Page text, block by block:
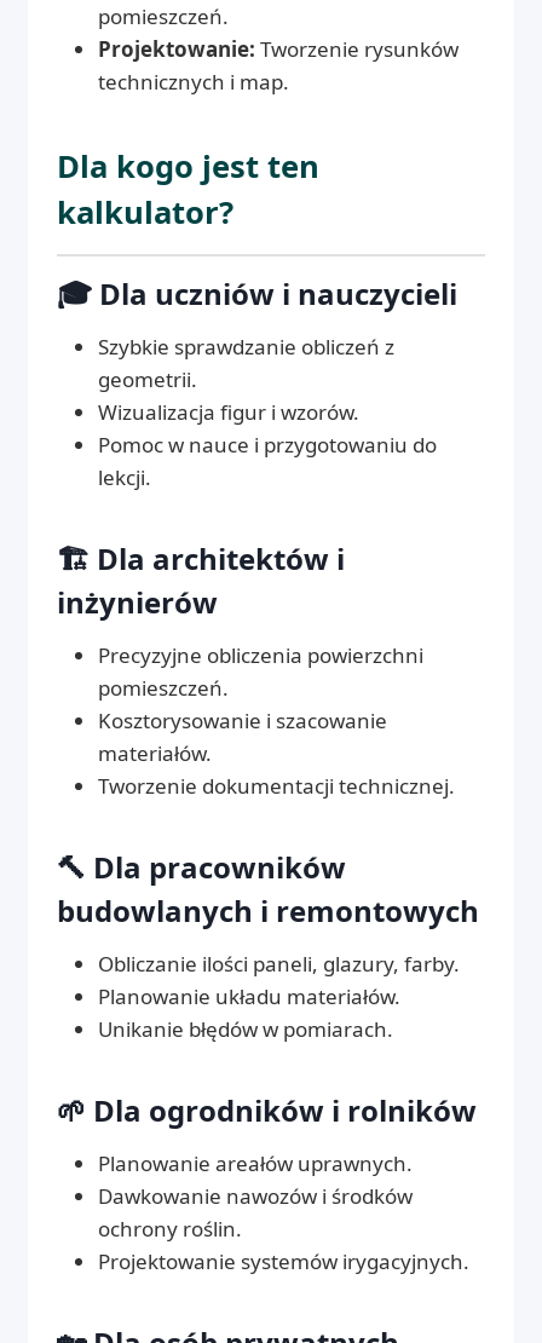
pomieszczeń.
Projektowanie: Tworzenie rysunków
technicznych i map.
Dla kogo jest ten
kalkulator?
🎓 Dla uczniów i nauczycieli
Szybkie sprawdzanie obliczeń z
geometrii.
Wizualizacja figur i wzorów.
Pomoc w nauce i przygotowaniu do
lekcji.
🏗️ Dla architektów i
inżynierów
Precyzyjne obliczenia powierzchni
pomieszczeń.
Kosztorysowanie i szacowanie
materiałów.
Tworzenie dokumentacji technicznej.
🔨 Dla pracowników
budowlanych i remontowych
Obliczanie ilości paneli, glazury, farby.
Planowanie układu materiałów.
Unikanie błędów w pomiarach.
🌱 Dla ogrodników i rolników
Planowanie areałów uprawnych.
Dawkowanie nawozów i środków
ochrony roślin.
Projektowanie systemów irygacyjnych.